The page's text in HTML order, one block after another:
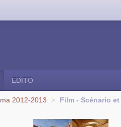
EDITO
2012-2013 > Film - Scénario